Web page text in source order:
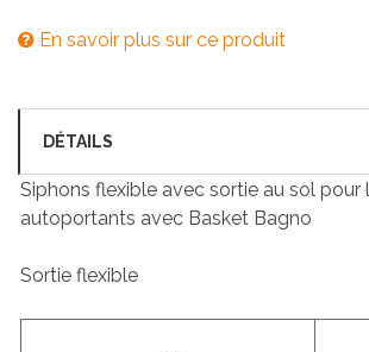
En savoir plus sur ce produit
DÉTAILS
Siphons flexible avec sortie au sol pour
autoportants avec Basket Bagno
Sortie flexible